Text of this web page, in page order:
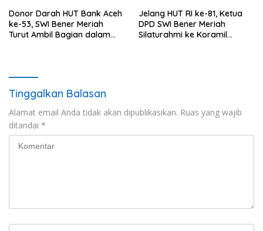
Donor Darah HUT Bank Aceh
ke-53, SWI Bener Meriah
Turut Ambil Bagian dalam
Jelang HUT RI ke-81, Ketua
DPD SWI Bener Meriah
Silaturahmi ke Koramil
Tinggalkan Balasan
Alamat email Anda tidak akan dipublikasikan. Ruas yang wajib
ditandai *